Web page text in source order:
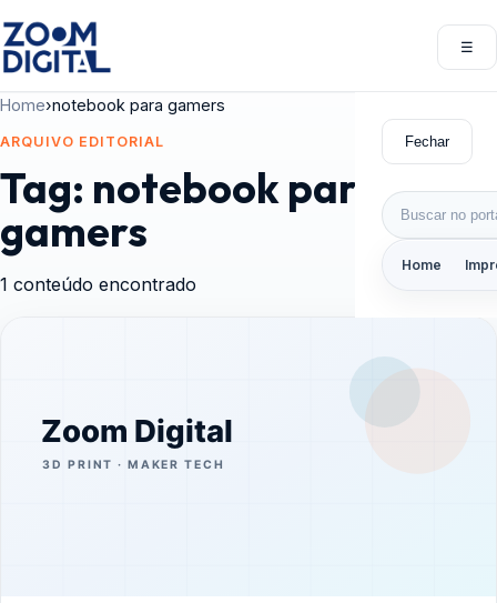
☰
Fechar
Buscar por:
Home
Home›notebook para gamers
ARQUIVO EDITORIAL
Tag: notebook para
gamers
1 conteúdo encontrado